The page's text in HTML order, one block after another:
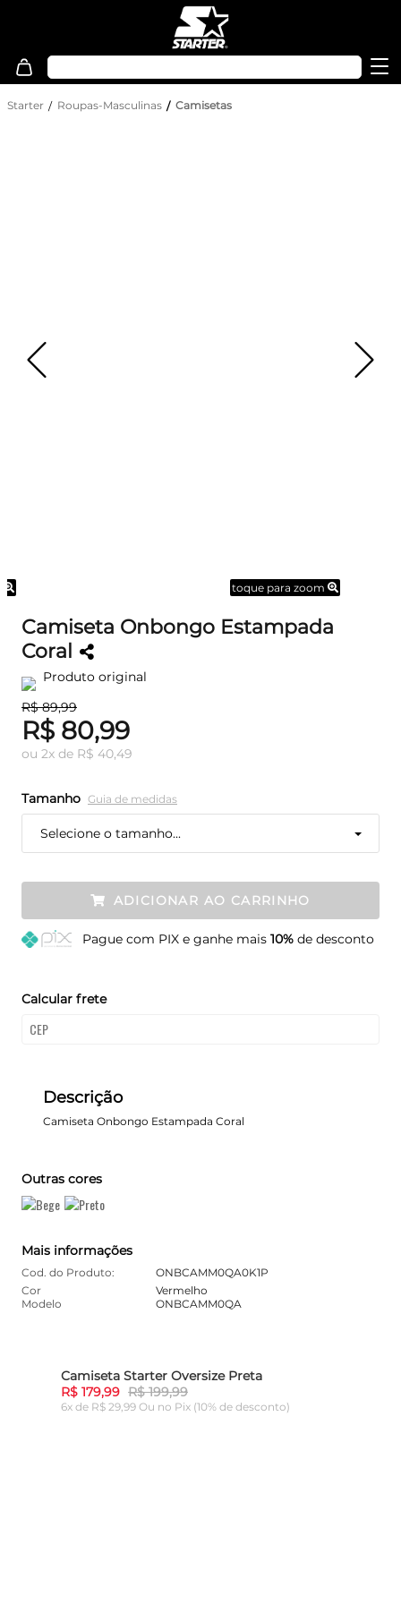
Starter Roupas-Masculinas Camisetas
toque para zoom
Camiseta Onbongo Estampada
Coral
Produto original
R$ 89,99
R$ 80,99
ou 2x de R$ 40,49
Tamanho Guia de medidas
Selecione o tamanho...
ADICIONAR AO CARRINHO
Pague com PIX e ganhe mais 10%de desconto
Calcular frete
Descrição
Camiseta Onbongo Estampada Coral
Outras cores
Mais informações
Cod. do Produto:
ONBCAMM0QA0K1P
Cor
Vermelho
Modelo
ONBCAMM0QA
Camiseta Starter Oversize Preta
R$ 179,99 R$ 199,99
6x de R$ 29,99 Ou no Pix (10% de desconto)